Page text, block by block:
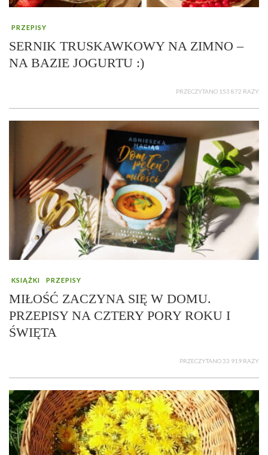
PRZEPISY
SERNIK TRUSKAWKOWY NA ZIMNO –
NA BAZIE JOGURTU :)
PRZECZYTANO 153 872 RAZY
KSIĄŻKI PRZEPISY
MIŁOŚĆ ZACZYNA SIĘ W DOMU.
PRZEPISY NA CZTERY PORY ROKU I
ŚWIĘTA
PRZECZYTANO 33 919 RAZY